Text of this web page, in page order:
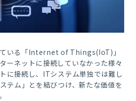
いる「Internet of Things(IoT) 」
ーネットに接続していなかった様々
に接続し、 ITシステム単独では難し
テム」とを結びつけ、新たな価値を